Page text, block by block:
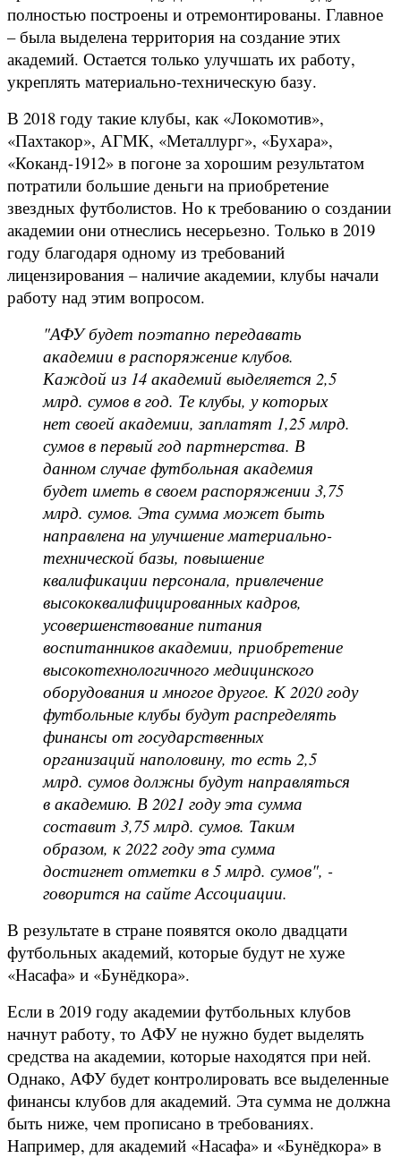
полностью построены и отремонтированы. Главное
– была выделена территория на создание этих
академий. Остается только улучшать их работу,
укреплять материально-техническую базу.
В 2018 году такие клубы, как «Локомотив»,
«Пахтакор», АГМК, «Металлург», «Бухара»,
«Коканд-1912» в погоне за хорошим результатом
потратили большие деньги на приобретение
звездных футболистов. Но к требованию о создании
академии они отнеслись несерьезно. Только в 2019
году благодаря одному из требований
лицензирования – наличие академии, клубы начали
работу над этим вопросом.
"АФУ будет поэтапно передавать
академии в распоряжение клубов.
Каждой из 14 академий выделяется 2,5
млрд. сумов в год. Те клубы, у которых
нет своей академии, заплатят 1,25 млрд.
сумов в первый год партнерства. В
данном случае футбольная академия
будет иметь в своем распоряжении 3,75
млрд. сумов. Эта сумма может быть
направлена на улучшение материально-
технической базы, повышение
квалификации персонала, привлечение
высококвалифицированных кадров,
усовершенствование питания
воспитанников академии, приобретение
высокотехнологичного медицинского
оборудования и многое другое. К 2020 году
футбольные клубы будут распределять
финансы от государственных
организаций наполовину, то есть 2,5
млрд. сумов должны будут направляться
в академию. В 2021 году эта сумма
составит 3,75 млрд. сумов. Таким
образом, к 2022 году эта сумма
достигнет отметки в 5 млрд. сумов", -
говорится на сайте Ассоциации.
В результате в стране появятся около двадцати
футбольных академий, которые будут не хуже
«Насафа» и «Бунёдкора».
Если в 2019 году академии футбольных клубов
начнут работу, то АФУ не нужно будет выделять
средства на академии, которые находятся при ней.
Однако, АФУ будет контролировать все выделенные
финансы клубов для академий. Эта сумма не должна
быть ниже, чем прописано в требованиях.
Например, для академий «Насафа» и «Бунёдкора» в